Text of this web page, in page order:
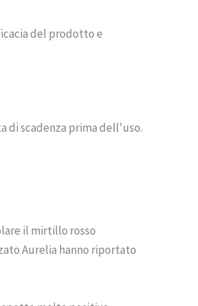
del prodotto e
di scadenza prima dell'uso.
il mirtillo rosso
Aurelia hanno riportato